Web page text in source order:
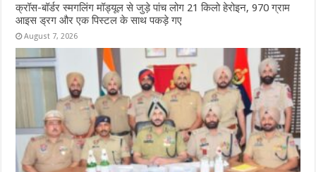
क्रॉस-बॉर्डर स्मगलिंग मॉड्यूल से जुड़े पांच लोग 21 किलो हेरोइन, 970 ग्राम
आइस ड्रग और एक पिस्टल के साथ पकड़े गए
August 7, 2026